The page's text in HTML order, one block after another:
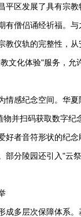
区发展了具有宗教
有僧侣诵经祈福。
教仪轨的完整性，
文化体验"服务，允
情感纪念空间。华
并扫码获取数字
好者音符形状的纪
部分陵园还引入"云
成多层次保障体系